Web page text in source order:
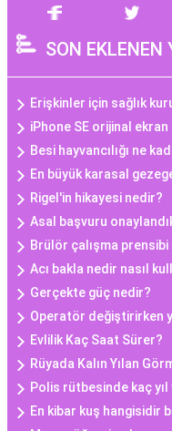
SON EKLENEN
Erişkinler için sağlık
iPhone SE orijinal ekran
Besi hayvancılığı ne
En büyük karasal
Rigel'in hikayesi nedir?
Asal başvuru
Brülör çalışma prensibi
Acı bakla nedir nasıl
Gerçekte güç nedir?
Operatör değiştirirken
Evlilik Kaç Saat Sürer?
Rüyada Kalın Yılan
Polis rütbesinde kaç
En kibar kuş hangisidir